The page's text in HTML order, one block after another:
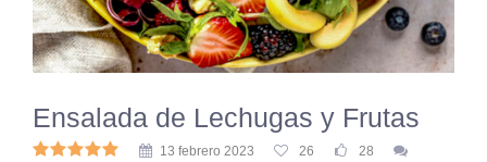
Ensalada de Lechugas y Frutas
13 febrero 2023 26
28